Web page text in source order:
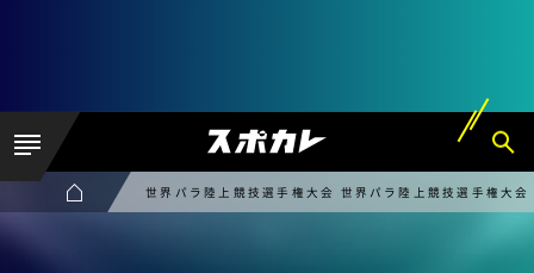
世界パラ陸上競技選手権大会 世界パラ陸上競技選手